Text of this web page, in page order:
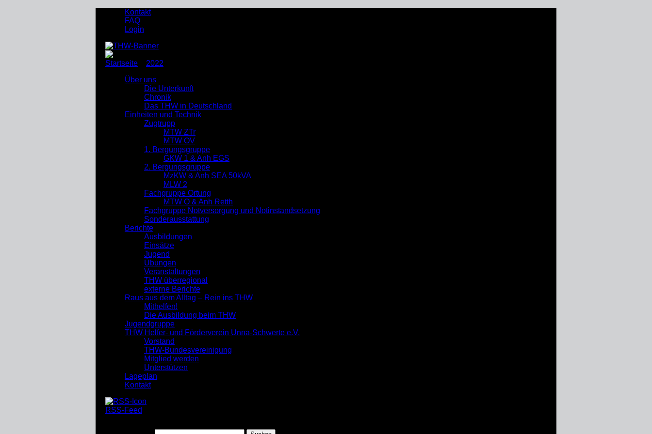
Kontakt
FAQ
Login
Startseite 2022
Über uns
Die Unterkunft
Chronik
Das THW in Deutschland
Einheiten und Technik
Zugtrupp
MTW ZTr
MTW OV
1. Bergungsgruppe
GKW 1 & Anh EGS
2. Bergungsgruppe
MzKW & Anh SEA 50kVA
MLW 2
Fachgruppe Ortung
MTW O & Anh Retth
Fachgruppe Notversorgung und Notinstandsetzung
Sonderausstattung
Berichte
Ausbildungen
Einsätze
Jugend
Übungen
Veranstaltungen
THW überregional
externe Berichte
Raus aus dem Alltag – Rein ins THW
Mithelfen!
Die Ausbildung beim THW
Jugendgruppe
THW Helfer- und Förderverein Unna-Schwerte e.V.
Vorstand
THW-Bundesvereinigung
Mitglied werden
Unterstützen
Lageplan
Kontakt
RSS-Feed